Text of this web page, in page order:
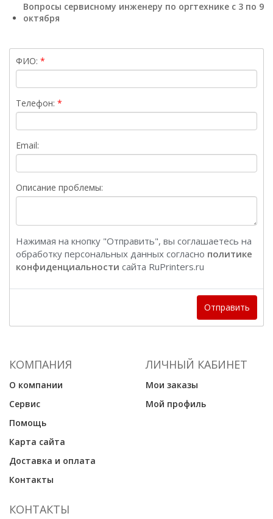
Вопросы сервисному инженеру по оргтехнике с 3 по 9
октября
ФИО:
Телефон:
Email:
Описание проблемы:
Нажимая на кнопку "Отправить", вы соглашаетесь на
обработку персональных данных согласно политике
конфиденциальности сайта RuPrinters.ru
Отправить
КОМПАНИЯ
О компании
Сервис
Помощь
Карта сайта
Доставка и оплата
Контакты
ЛИЧНЫЙ КАБИНЕТ
Мои заказы
Мой профиль
КОНТАКТЫ